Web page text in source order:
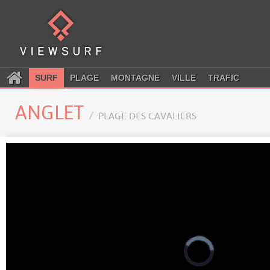
SURF PLAGE MONTAGNE VILLE TRAFIC
ANGLET PLAGE DES CAVALIERS